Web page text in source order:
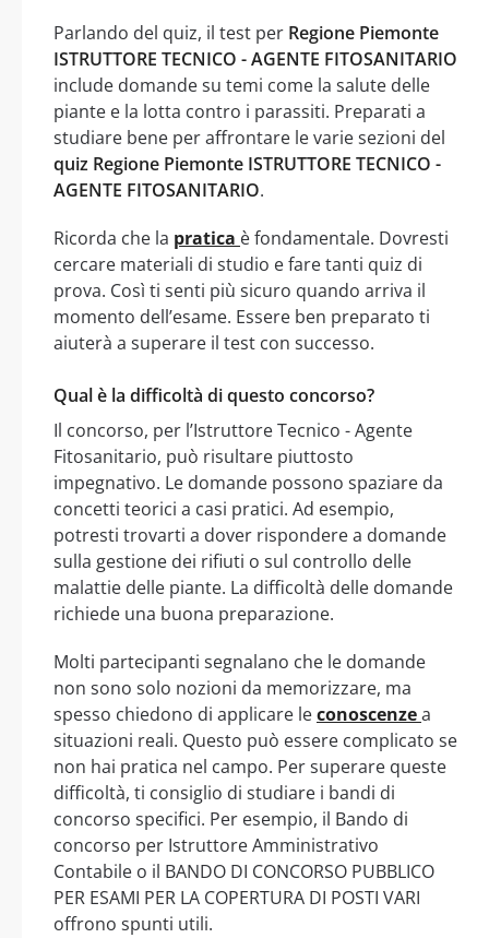
Parlando del quiz, il test per Regione Piemonte
ISTRUTTORE TECNICO - AGENTE FITOSANITARIO
include domande su temi come la salute delle
piante e la lotta contro i parassiti. Preparati a
studiare bene per affrontare le varie sezioni del
quiz Regione Piemonte ISTRUTTORE TECNICO -
AGENTE FITOSANITARIO.
Ricorda che la pratica è fondamentale. Dovresti
cercare materiali di studio e fare tanti quiz di
prova. Così ti senti più sicuro quando arriva il
momento dell’esame. Essere ben preparato ti
aiuterà a superare il test con successo.
Qual è la difficoltà di questo concorso?
Il concorso, per l’Istruttore Tecnico - Agente
Fitosanitario, può risultare piuttosto
impegnativo. Le domande possono spaziare da
concetti teorici a casi pratici. Ad esempio,
potresti trovarti a dover rispondere a domande
sulla gestione dei rifiuti o sul controllo delle
malattie delle piante. La difficoltà delle domande
richiede una buona preparazione.
Molti partecipanti segnalano che le domande
non sono solo nozioni da memorizzare, ma
spesso chiedono di applicare leconoscenzea
situazioni reali. Questo può essere complicato se
non hai pratica nel campo. Per superare queste
difficoltà, ti consiglio di studiare i bandi di
concorso specifici. Per esempio, il Bando di
concorso per Istruttore Amministrativo
Contabile o il BANDO DI CONCORSO PUBBLICO
PER ESAMI PER LA COPERTURA DI POSTI VARI
offrono spunti utili.